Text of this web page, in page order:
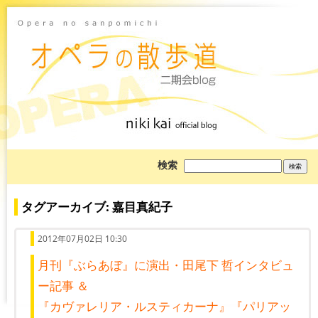
検索
を
タグアーカイブ: 嘉目真紀子
2012年07月02日 10:30
月刊『ぶらあぼ』に演出・田尾下 哲インタビュ
ー記事 ＆
『カヴァレリア・ルスティカーナ』『パリアッ